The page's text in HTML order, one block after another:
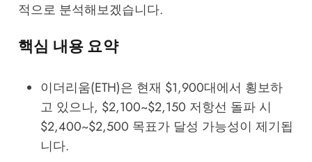
적으로 분석해보겠습니다.
핵심 내용 요약
이더리움(ETH)은 현재 $1,900대에서 횡보하
고 있으나, $2,100~$2,150 저항선 돌파 시
$2,400~$2,500 목표가 달성 가능성이 제기됩
니다.